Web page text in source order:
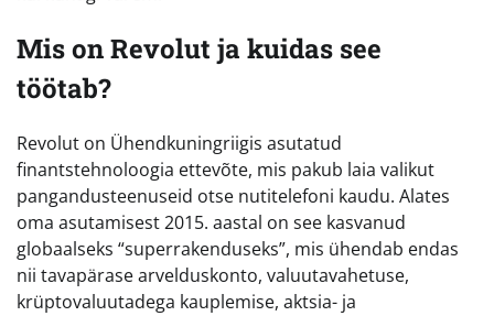
Mis on Revolut ja kuidas see
töötab?
Revolut on Ühendkuningriigis asutatud
finantstehnoloogia ettevõte, mis pakub laia valikut
pangandusteenuseid otse nutitelefoni kaudu. Alates
oma asutamisest 2015. aastal on see kasvanud
globaalseks “superrakenduseks”, mis ühendab endas
nii tavapärase arvelduskonto, valuutavahetuse,
krüptovaluutadega kauplemise, aktsia- ja